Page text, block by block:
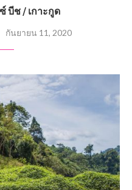
บีช / เกาะกูด
กันยายน 11, 2020